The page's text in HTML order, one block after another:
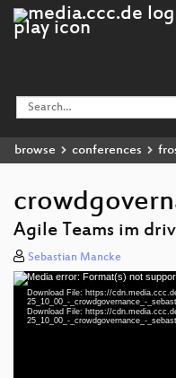
browse conferences
Agile Teams im
Sebastian Mancke
Video
Player
Media error: Format(s) not
Download File: https://
25_10_00_-_crowdgovernance_-
Download File: https://
25_10_00_-_crowdgovernance_-